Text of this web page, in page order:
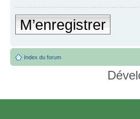
M’enregistrer
Index du forum